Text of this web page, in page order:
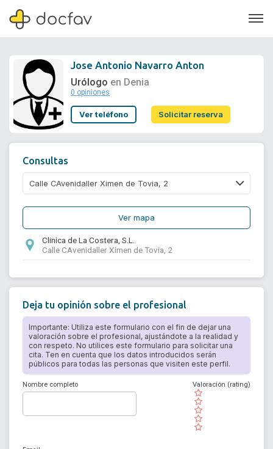
Soporte
Jose Antonio Navarro Anton
Urólogo en Denia
0 opiniones
Ver teléfono Solicitar reserva
Consultas
Ver mapa
Clinica de La Costera, S.L.
Calle CAvenidaller Ximen de Tovia, 2
Deja tu opinión sobre el profesional
Importante: Utiliza este formulario con el fin de dejar una
valoración sobre el profesional, ajustándote a la realidad y
con respeto. No utilices este formulario para solicitar una
cita. Ten en cuenta que los datos introducidos serán
públicos para todas las personas que visiten este perfil.
Nombre completo
( )
( )
( )
( )
( )
Valoración (rating)